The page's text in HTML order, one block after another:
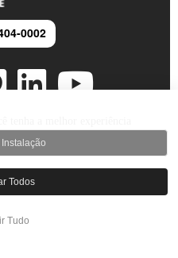
0002
Todos os direitos reservados.
Agência Digital
Todos
Tudo